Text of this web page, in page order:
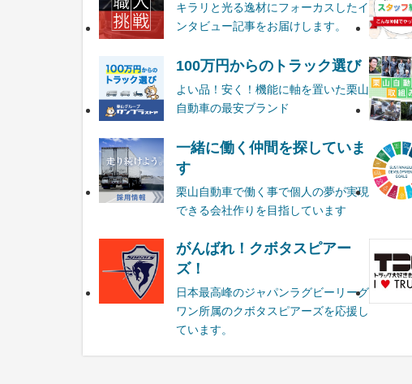
キラリと光る逸材にフォーカスしたイ
ンタビュー記事をお届けします。
100万円からのトラック選び
よい品！安く！機能に軸を置いた栗山
自動車の最安ブランド
一緒に働く仲間を探していま
す
栗山自動車で働く事で個人の夢が実現
できる会社作りを目指しています
がんばれ！クボタスピアー
ズ！
日本最高峰のジャパンラグビーリーグ
ワン所属のクボタスピアーズを応援し
ています。